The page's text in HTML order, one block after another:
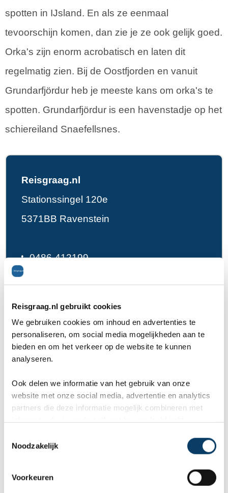
Reisgraag.nl gebruikt cookies
We gebruiken cookies om inhoud en advertenties te
personaliseren, om social media mogelijkheden aan te
bieden en om het verkeer op de website te kunnen
analyseren.
Ook delen we informatie van het gebruik van onze
website met onze social media, advertentie en analytics
partners die deze informatie mogelijk combineren met
Noodzakelijk
Voorkeuren
spotten in IJsland. En als ze eenmaal
tevoorschijn komen, dan zie je ze ook gelijk goed.
Orka's zijn enorm acrobatisch en laten dit
regelmatig zien. Bij de Oostfjorden en vanuit
Grundarfjördur heb je meeste kans om orka's te
spotten. Grundarfjördur is een havenstadje op het
schiereiland Snaefellsnes.
Reisgraag.nl
Stationssingel 120e
5371BB Ravenstein
0486-412199
Aangesloten bij